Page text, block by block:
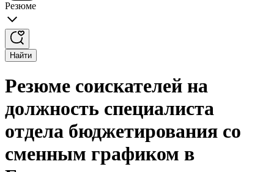
Резюме
Найти
Резюме соискателей на
должность специалиста
отдела бюджетирования со
сменным графиком в